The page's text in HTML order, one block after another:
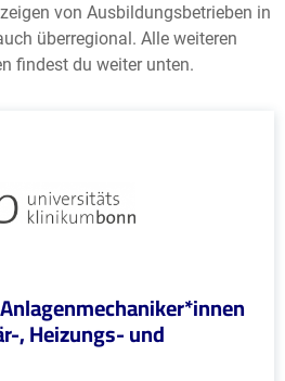
von Ausbildungsbetrieben in
überregional. Alle weiteren
findest du weiter unten.
, Heizungs- und